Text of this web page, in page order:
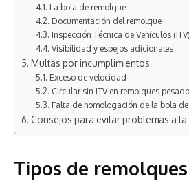
La bola de remolque
Documentación del remolque
Inspección Técnica de Vehículos (ITV)
Visibilidad y espejos adicionales
Multas por incumplimientos
Exceso de velocidad
Circular sin ITV en remolques
Falta de homologación de la bola
Consejos para evitar problemas a
Tipos de